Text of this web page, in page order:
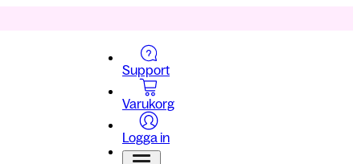
Support
Varukorg
Logga in